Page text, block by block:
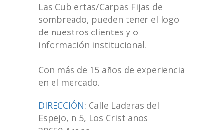
Las Cubiertas/Carpas Fijas de
sombreado, pueden tener el logo
de nuestros clientes y o
información institucional.
Con más de 15 años de experiencia
en el mercado.
DIRECCIÓN: Calle Laderas del
Espejo, n 5, Los Cristianos